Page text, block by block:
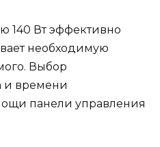
140 Вт эффективно
необходимую
Выбор
и времени
панели управления